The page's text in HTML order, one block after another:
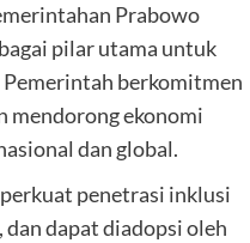
Prabowo
pilar utama untuk
berkomitmen
mendorong ekonomi
dan global.
penetrasi inklusi
dapat diadopsi oleh